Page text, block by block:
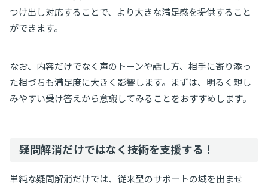
つけ出し対応することで、より大きな満足感を提供すること
ができます。
なお、内容だけでなく声のトーンや話し方、相手に寄り添っ
た相づちも満足度に大きく影響します。まずは、明るく親し
みやすい受け答えから意識してみることをおすすめします。
疑問解消だけではなく技術を支援する！
単純な疑問解消だけでは、従来型のサポートの域を出ませ